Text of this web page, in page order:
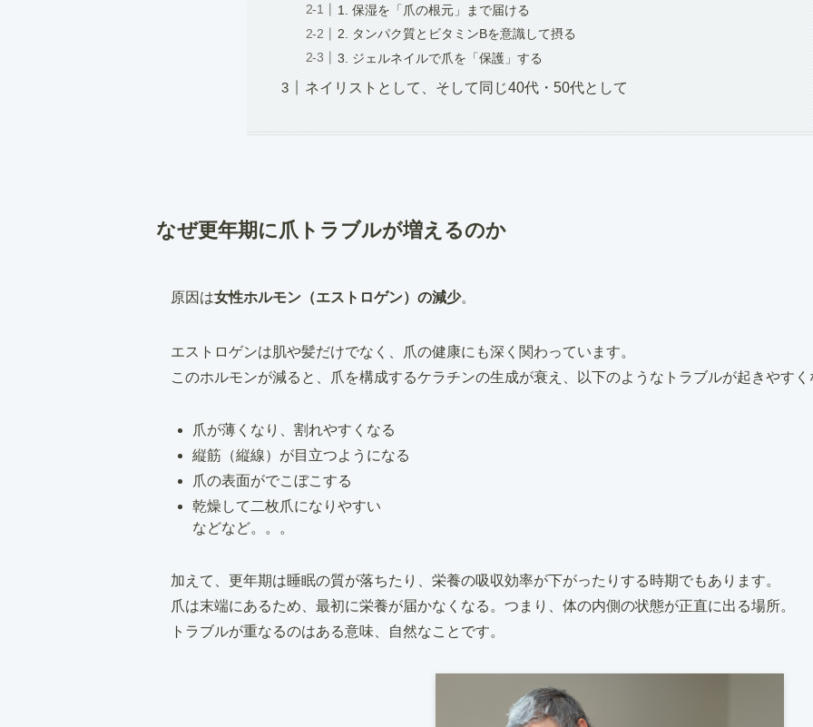
1. 保湿を「爪の根元」まで届ける
2. タンパク質とビタミンBを意識して摂る
3. ジェルネイルで爪を「保護」する
ネイリストとして、そして同じ40代・50代として
なぜ更年期に爪トラブルが増えるのか
原因は女性ホルモン（エストロゲン）の減少。
エストロゲンは肌や髪だけでなく、爪の健康にも深く関わっています。
このホルモンが減ると、爪を構成するケラチンの生成が衰え、以下のようなトラブルが起きやすく
爪が薄くなり、割れやすくなる
縦筋（縦線）が目立つようになる
爪の表面がでこぼこする
乾燥して二枚爪になりやすい
などなど。。。
加えて、更年期は睡眠の質が落ちたり、栄養の吸収効率が下がったりする時期でもあります。
爪は末端にあるため、最初に栄養が届かなくなる。つまり、体の内側の状態が正直に出る場所。
トラブルが重なるのはある意味、自然なことです。